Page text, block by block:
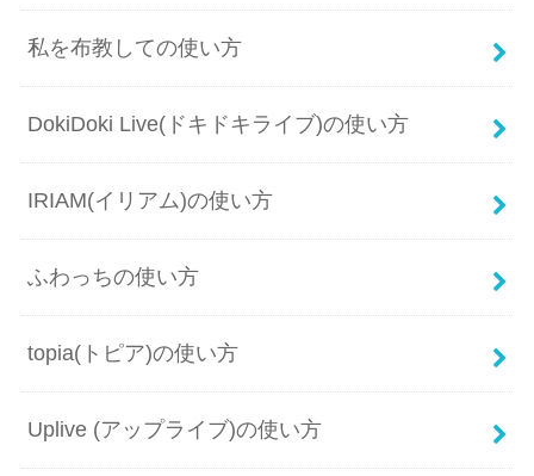
私を布教しての使い方
DokiDoki Live(ドキドキライブ)の使い方
IRIAM(イリアム)の使い方
ふわっちの使い方
topia(トピア)の使い方
Uplive (アップライブ)の使い方